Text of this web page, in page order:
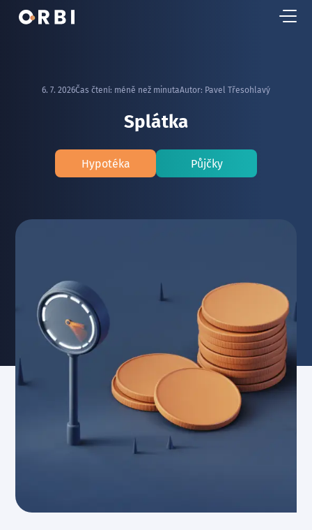
6. 7. 2026Čas čtení: méně než minutaAutor: Pavel Třesohlavý
Splátka
Hypotéka Půjčky